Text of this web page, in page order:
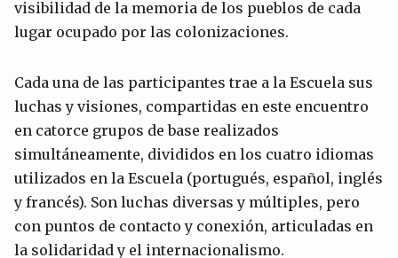
visibilidad de la memoria de los pueblos de cada
lugar ocupado por las colonizaciones.
Cada una de las participantes trae a la Escuela sus
luchas y visiones, compartidas en este encuentro
en catorce grupos de base realizados
simultáneamente, divididos en los cuatro idiomas
utilizados en la Escuela (portugués, español, inglés
y francés). Son luchas diversas y múltiples, pero
con puntos de contacto y conexión, articuladas en
la solidaridad y el internacionalismo.